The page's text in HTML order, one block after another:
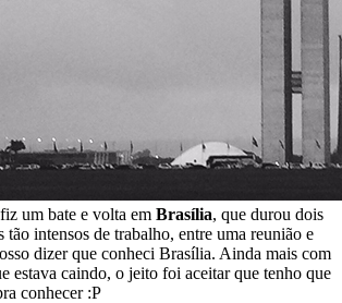
um bate e volta em Brasília, que durou dois
tão intensos de trabalho, entre uma reunião e
dizer que conheci Brasília. Ainda mais com
estava caindo, o jeito foi aceitar que tenho que
conhecer :P